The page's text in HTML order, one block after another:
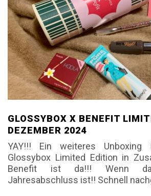
GLOSSYBOX X BENEFIT
DEZEMBER 2024
YAY!!! Ein weiteres
Glossybox Limited Edition in
Benefit ist da!!! Wenn
Jahresabschluss ist!! Schnell